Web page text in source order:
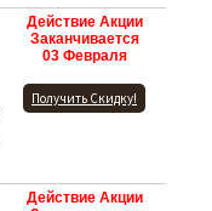
Действие Акции
Заканчивается
03 Февраля
Получить Скидку!
Действие Акции